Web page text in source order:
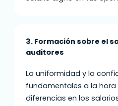
3. Formación sobre el
auditores
La uniformidad y la
fundamentales a la hora
diferencias en los